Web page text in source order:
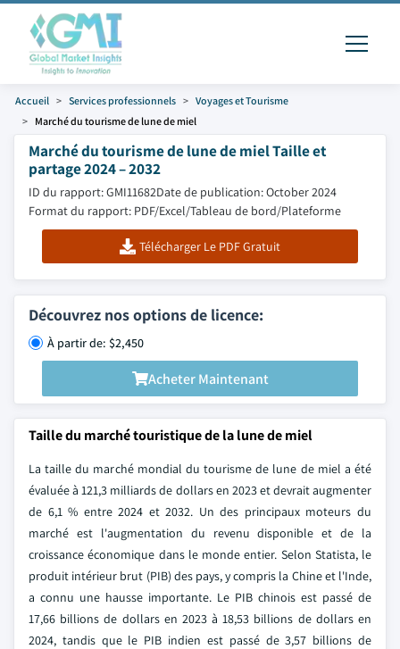
Accueil Services professionnels
Voyages et Tourisme
Marché du tourisme de lune de miel
Marché du tourisme de lune de miel Taille et
partage 2024 – 2032
ID du rapport: GMI11682Date de publication: October 2024
Format du rapport: PDF/Excel/Tableau de bord/Plateforme
Télécharger Le PDF Gratuit
Découvrez nos options de licence:
À partir de: $2,450
Acheter Maintenant
Taille du marché touristique de la lune de miel
La taille du marché mondial du tourisme de lune de miel a été
évaluée à 121,3 milliards de dollars en 2023 et devrait augmenter
de 6,1 % entre 2024 et 2032. Un des principaux moteurs du
marché est l'augmentation du revenu disponible et de la
croissance économique dans le monde entier. Selon Statista, le
produit intérieur brut (PIB) des pays, y compris la Chine et l'Inde,
a connu une hausse importante. Le PIB chinois est passé de
17,66 billions de dollars en 2023 à 18,53 billions de dollars en
2024, tandis que le PIB indien est passé de 3,57 billions de